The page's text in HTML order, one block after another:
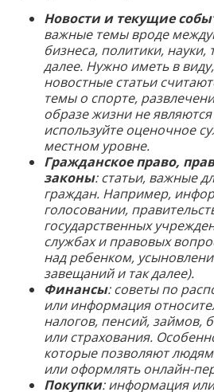
Новости и текущие
важные темы вроде
бизнеса, политики, науки,
далее. Нужно иметь в
новостные статьи
темы о спорте,
образе жизни не
используйте оценочное
местном уровне.
Гражданское право,
законы: статьи, важные
граждан. Например,
голосовании,
государственных
службах и правовых
над ребенком,
завещаний и так далее).
Финансы: советы по
или информация
налогов, пенсий, займов,
или страхования.
которые позволяют
или оформлять онлайн-
Покупки: информация или